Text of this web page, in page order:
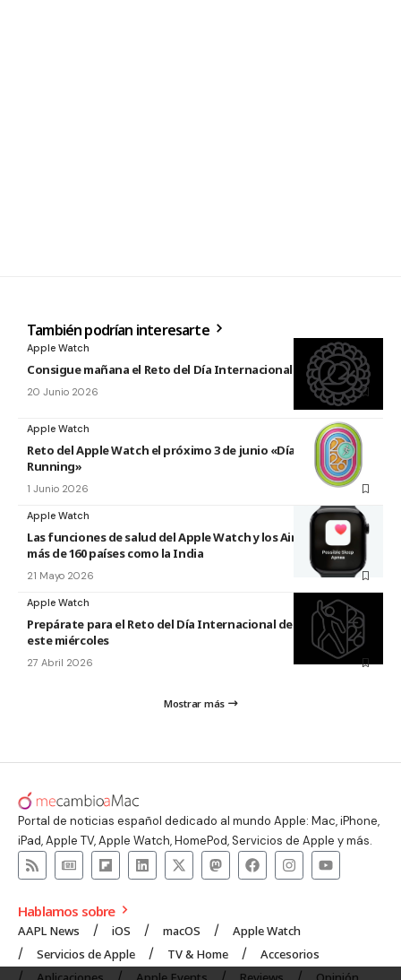
También podrían interesarte
Apple Watch
Consigue mañana el Reto del Día Internacional del Yoga 2026
20 Junio 2026
Apple Watch
Reto del Apple Watch el próximo 3 de junio «Día Mundial del
Running»
1 Junio 2026
Apple Watch
Las funciones de salud del Apple Watch y los AirPods llegan a
más de 160 países como la India
21 Mayo 2026
Apple Watch
Prepárate para el Reto del Día Internacional de la Danza 2026
este miércoles
27 Abril 2026
Mostrar más
Portal de noticias español dedicado al mundo Apple: Mac, iPhone,
iPad, Apple TV, Apple Watch, HomePod, Servicios de Apple y más.
Hablamos sobre
AAPL News iOS macOS
Apple Watch
Servicios de Apple
TV & Home
Accesorios